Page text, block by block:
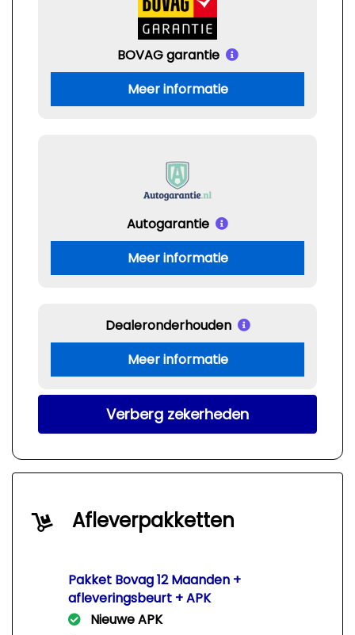
BOVAG garantie
Meer informatie
Autogarantie
Meer informatie
Dealeronderhouden
Meer informatie
Verberg zekerheden
Afleverpakketten
Pakket Bovag 12 Maanden +
afleveringsbeurt + APK
Nieuwe APK